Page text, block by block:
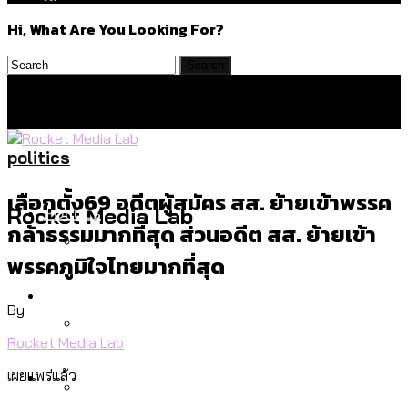
Hi, What Are You Looking For?
Rocket Media Lab
Politics
สำรวจร่างงบปี 70 ของ กทม. สำนักการ
โดยเขตจตุจักรสูงสุด
Culture
politics
เลือกตั้ง69 อดีตผู้สมัคร สส. ย้ายเข้าพรรค
กล้าธรรมมากที่สุด ส่วนอดีต สส. ย้ายเข้า
พรรคภูมิใจไทยมากที่สุด
By
Rocket Media Lab
เผยแพร่แล้ว